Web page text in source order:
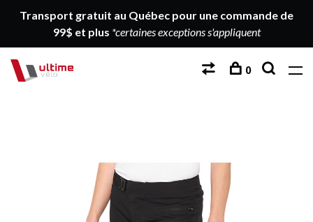
Transport gratuit au Québec pour une commande de
99$ et plus *certaines exceptions s'appliquent
0